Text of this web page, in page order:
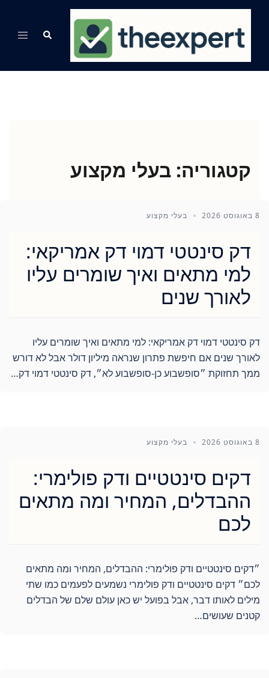
content
Search
Toggle
קטגוריה: בעלי מקצוע
8 באוגוסט 2026 בעלי מקצוע
דק סינטטי דמוי דק אמריקאי:
למי מתאים ואיך שומרים עליו
לאורך שנים
דק סינטטי דמוי דק אמריקאי: למי מתאים ואיך שומרים עליו
לאורך שנים אם חיפשת פתרון שנראה מיליון דולר אבל לא דורש
ממך תחזוקת ״סופשבוע כן-סופשבוע לא״, דק סינטטי דמוי דק…
8 באוגוסט 2026 בעלי מקצוע
דקים סינטטיים ודק פולימרי:
ההבדלים, המחיר ומה מתאים
לכם
״דקים סינטטיים ודק פולימרי: ההבדלים, המחיר ומה מתאים
לכם״ דקים סינטטיים ודק פולימרי נשמעים לפעמים כמו שתי
מילים לאותו דבר, אבל בפועל יש כאן עולם שלם של הבדלים
קטנים שעושים…